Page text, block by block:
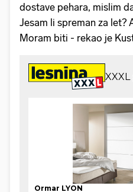
dostave pehara, mislim
Jesam li spreman za let?
Moram biti - rekao je